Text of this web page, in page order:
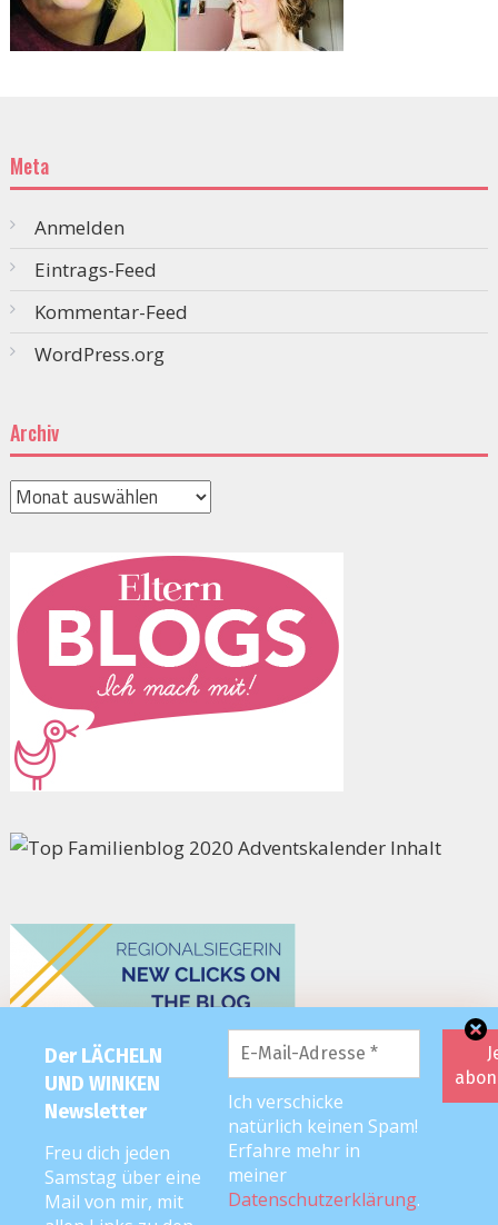
Der LÄCHELN
UND WINKEN
Newsletter
Freu dich jeden
Samstag über eine
Mail von mir, mit
Ich verschicke
natürlich keinen Spam!
Erfahre mehr in
meiner
Datenschutzerklärung.
Meta
Anmelden
Eintrags-Feed
Kommentar-Feed
WordPress.org
Archiv
Archiv